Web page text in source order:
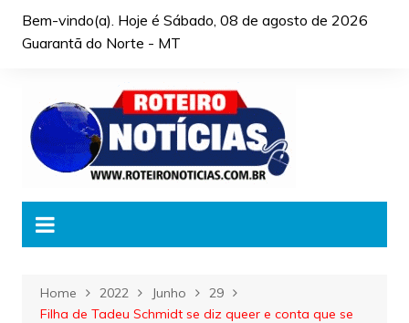
Bem-vindo(a). Hoje é Sábado, 08 de agosto de 2026
Guarantã do Norte - MT
Home 2022 Junho
29
Filha de Tadeu Schmidt se diz queer e conta que se